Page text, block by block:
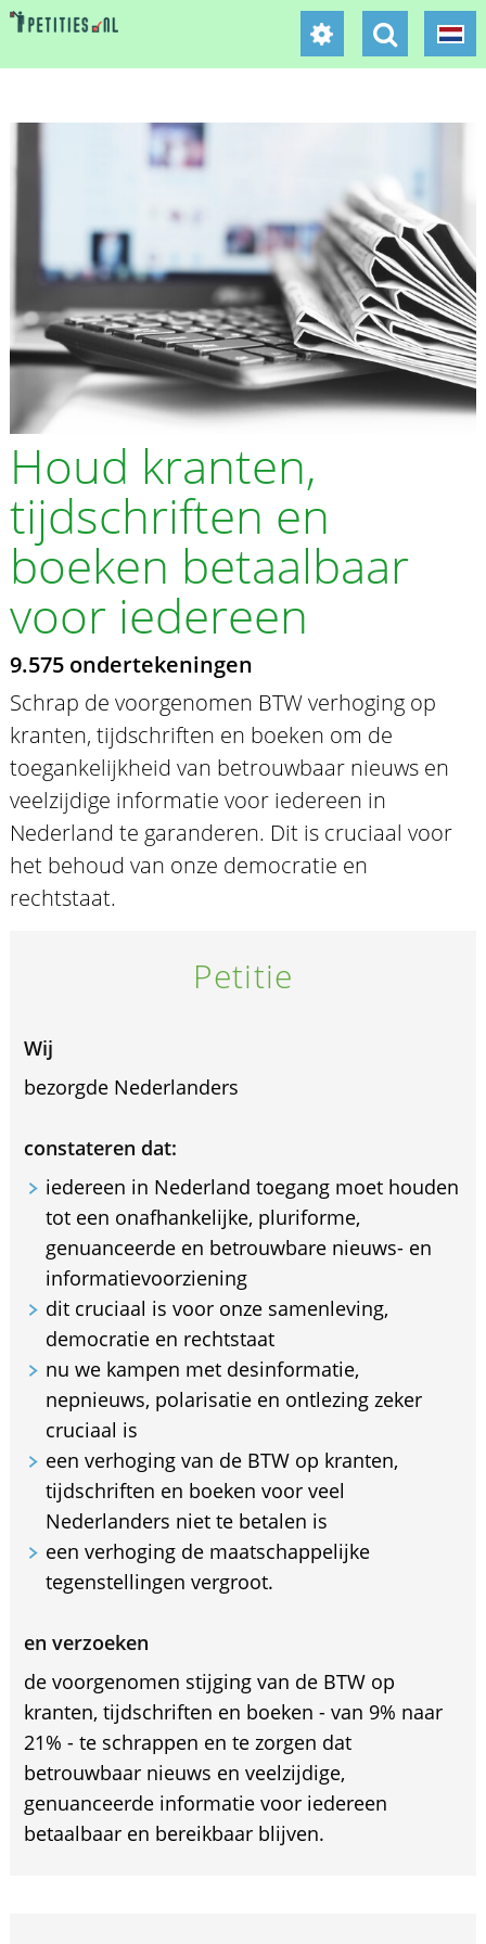
Houd kranten,
tijdschriften en
boeken betaalbaar
voor iedereen
9.575 ondertekeningen
Schrap de voorgenomen BTW verhoging op
kranten, tijdschriften en boeken om de
toegankelijkheid van betrouwbaar nieuws en
veelzijdige informatie voor iedereen in
Nederland te garanderen. Dit is cruciaal voor
het behoud van onze democratie en
rechtstaat.
Petitie
Wij
bezorgde Nederlanders
constateren dat:
iedereen in Nederland toegang moet houden
tot een onafhankelijke, pluriforme,
genuanceerde en betrouwbare nieuws- en
informatievoorziening
dit cruciaal is voor onze samenleving,
democratie en rechtstaat
nu we kampen met desinformatie,
nepnieuws, polarisatie en ontlezing zeker
cruciaal is
een verhoging van de BTW op kranten,
tijdschriften en boeken voor veel
Nederlanders niet te betalen is
een verhoging de maatschappelijke
tegenstellingen vergroot.
en verzoeken
de voorgenomen stijging van de BTW op
kranten, tijdschriften en boeken - van 9% naar
21% - te schrappen en te zorgen dat
betrouwbaar nieuws en veelzijdige,
genuanceerde informatie voor iedereen
betaalbaar en bereikbaar blijven.